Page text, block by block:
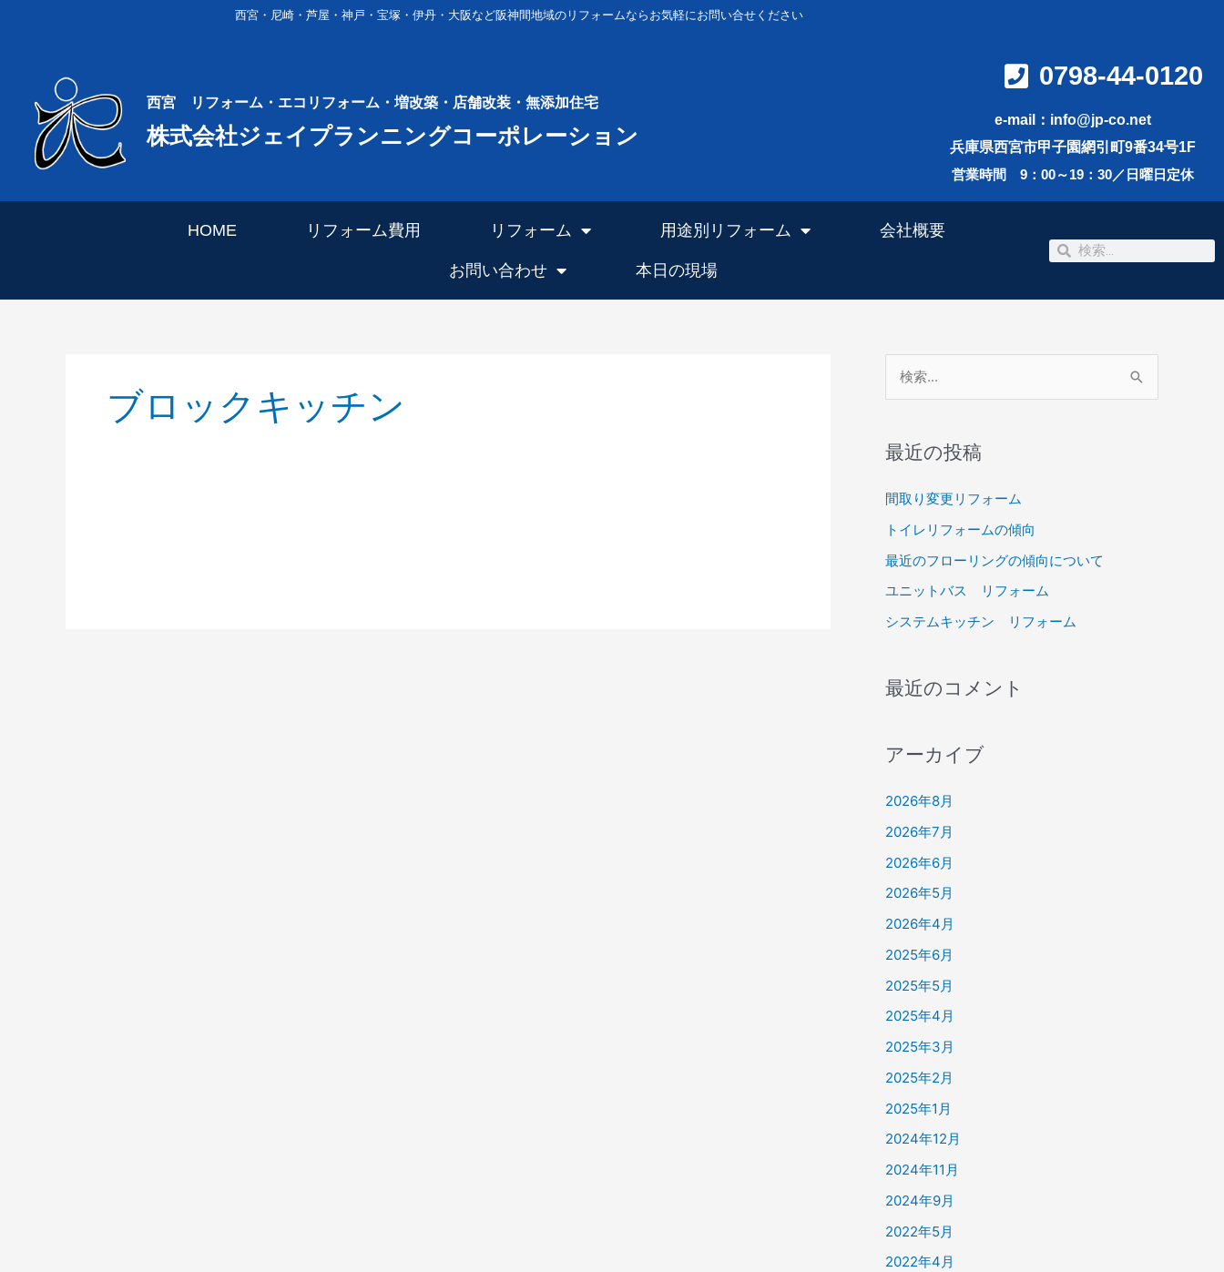
西宮・尼崎・芦屋・神戸・宝塚・伊丹・大阪など阪神間地域のリフォームならお気軽にお問い合せください
西宮 リフォーム・エコリフォーム・増改築・店舗改装・無添加住宅
株式会社ジェイプランニングコーポレーション
0798-44-0120
e-mail：info@jp-co.net
兵庫県西宮市甲子園網引町9番34号1F
営業時間 9：00～19：30／日曜日定休
HOME リフォーム費用 リフォーム 用途別リフォーム 会社概要
お問い合わせ 本日の現場
検
検
ブロックキッチン
象
:
最近の投稿
間取り変更リフォーム
トイレリフォームの傾向
最近のフローリングの傾向について
ユニットバス リフォーム
システムキッチン リフォーム
最近のコメント
アーカイブ
2026年8月
2026年7月
2026年6月
2026年5月
2026年4月
2025年6月
2025年5月
2025年4月
2025年3月
2025年2月
2025年1月
2024年12月
2024年11月
2024年9月
2022年5月
2022年4月